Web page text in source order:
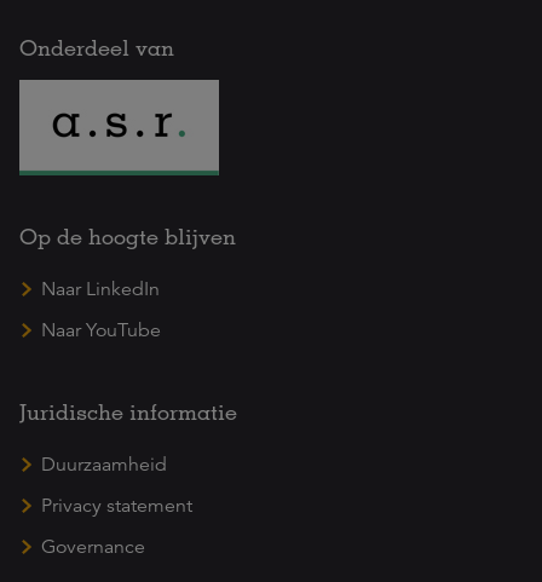
Onderdeel van
Op de hoogte blijven
Naar LinkedIn
Naar YouTube
Juridische informatie
Duurzaamheid
Privacy statement
Governance